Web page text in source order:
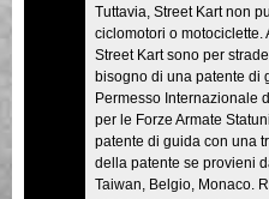
Tokyo Shibuya Annex
Tokyo Asakusa
Okinawa
Tuttavia, Street Kart non
ciclomotori o motociclette.
Street Kart sono per
bisogno di una patente di
Permesso Internazionale
per le Forze Armate
patente di guida con una
della patente se provieni
Taiwan, Belgio, Monaco.